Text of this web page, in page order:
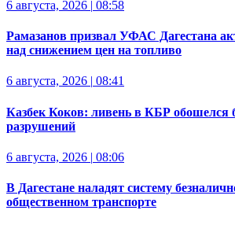
6 августа, 2026 | 08:58
Рамазанов призвал УФАС Дагестана
над снижением цен на топливо
6 августа, 2026 08:41
Казбек Коков: ливень в КБР обошелся
разрушений
6 августа, 2026 | 08:06
В Дагестане наладят систему
общественном транспорте